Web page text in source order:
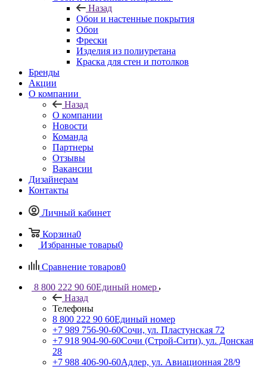
Назад
Обои и настенные покрытия
Обои
Фрески
Изделия из полиуретана
Краска для стен и потолков
Бренды
Акции
О компании
Назад
О компании
Новости
Команда
Партнеры
Отзывы
Вакансии
Дизайнерам
Контакты
Личный кабинет
Корзина0
Избранные товары0
Сравнение товаров0
8 800 222 90 60Единый номер
Назад
Телефоны
8 800 222 90 60Единый номер
+7 989 756-90-60Сочи, ул. Пластунская 72
+7 918 904-90-60Сочи (Строй-Сити), ул. Донская
28
+7 988 406-90-60Адлер, ул. Авиационная 28/9